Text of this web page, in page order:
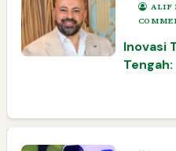
ALIF
Inovasi